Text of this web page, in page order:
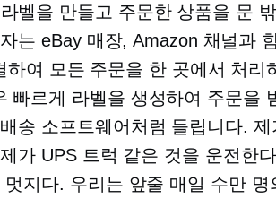
벨을 만들고 주문한 상품을 문
는 eBay 매장, Amazon 채널과
하여 모든 주문을 한 곳에서 처리
빠르게 라벨을 생성하여 주문을
송 소프트웨어처럼 들립니다. 제
가 UPS 트럭 같은 것을 운전한
지다. 우리는 앞줄 매일 수만 명